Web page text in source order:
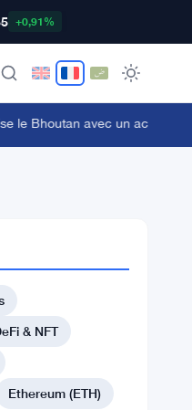
+0,91%
Bhoutan avec un accord sur
& NFT
Ethereum (ETH)